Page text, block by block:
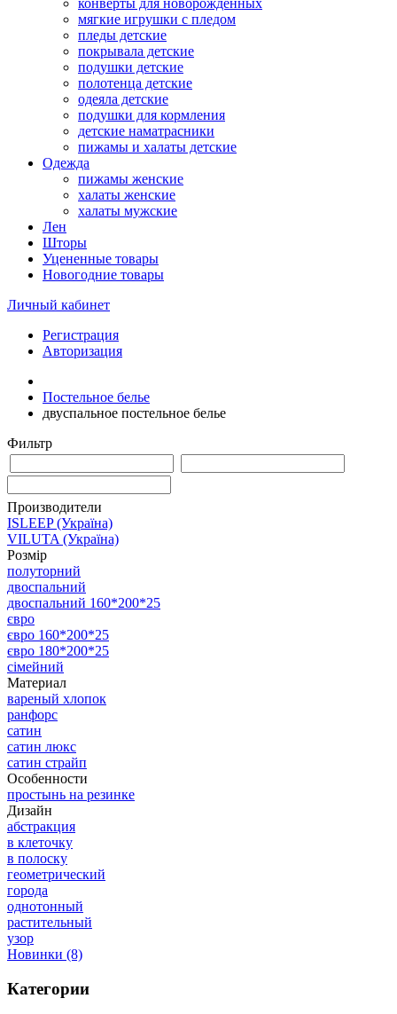
конверты для новорожденных
мягкие игрушки с пледом
пледы детские
покрывала детские
подушки детские
полотенца детские
одеяла детские
подушки для кормления
детские наматрасники
пижамы и халаты детские
Одежда
пижамы женские
халаты женские
халаты мужские
Лен
Шторы
Уцененные товары
Новогодние товары
Личный кабинет
Регистрация
Авторизация
Постельное белье
двуспальное постельное белье
Фильтр
Производители
ISLEEP (Україна)
VILUTA (Україна)
Розмір
полуторний
двоспальний
двоспальний 160*200*25
євро
євро 160*200*25
євро 180*200*25
сімейний
Материал
вареный хлопок
ранфорс
сатин
сатин люкс
сатин страйп
Особенности
простынь на резинке
Дизайн
абстракция
в клеточку
в полоску
геометрический
города
однотонный
растительный
узор
Новинки (8)
Категории